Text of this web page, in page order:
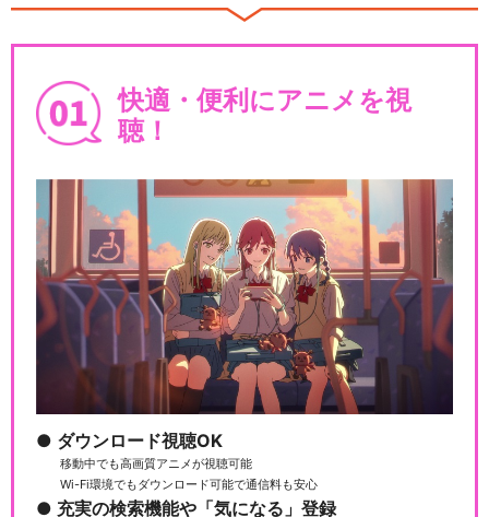
快適・便利にアニメを視
聴！
ダウンロード視聴OK
移動中でも高画質アニメが視聴可能
Wi-Fi環境でもダウンロード可能で通信料も安心
充実の検索機能や「気になる」登録